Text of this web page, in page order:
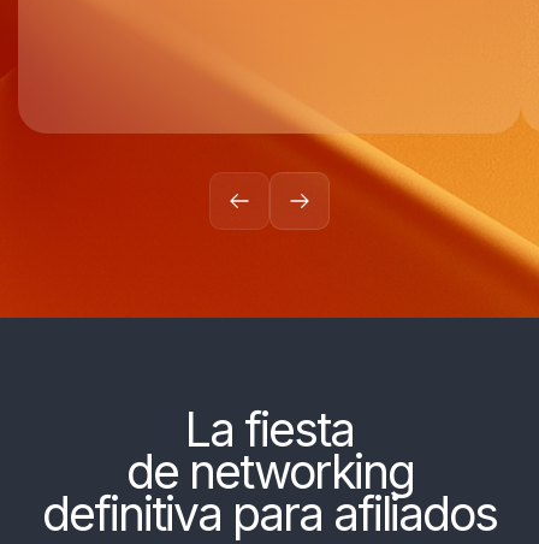
La fiesta
de networking
definitiva para afiliados